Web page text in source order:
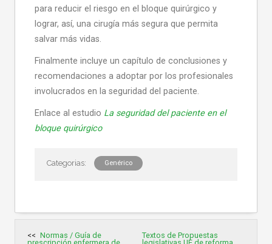
para reducir el riesgo en el bloque quirúrgico y
lograr, así, una cirugía más segura que permita
salvar más vidas.
Finalmente incluye un capítulo de conclusiones y
recomendaciones a adoptar por los profesionales
involucrados en la seguridad del paciente.
Enlace al estudio La seguridad del paciente en el
bloque quirúrgico
Genérico
de
Normas / Guía de
Textos de Propuestas